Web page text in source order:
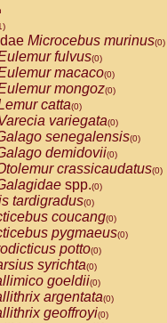
Microcebus murinus(0)
fulvus(0)
macaco(0)
mongoz(0)
catta(0)
variegata(0)
senegalensis(0)
demidovii(0)
crassicaudatus(0)
spp.(0)
tardigradus(0)
coucang(0)
pygmaeus(0)
potto(0)
syrichta(0)
goeldii(0)
argentata(0)
geoffroyi(0)